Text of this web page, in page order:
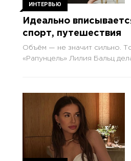
ИНТЕРВЬЮ
Идеально
спорт, путешествия
Объём — не значит сильно.
«Рапунцель» Лилия Бальц